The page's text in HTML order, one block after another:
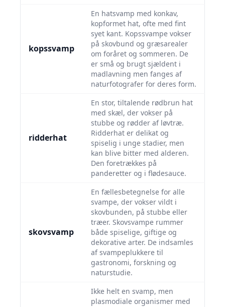
kopssvamp
En hatsvamp med konkav,
kopformet hat, ofte med fint
syet kant. Kopssvampe vokser
på skovbund og græsarealer
om foråret og sommeren. De
er små og brugt sjældent i
madlavning men fanges af
naturfotografer for deres form.
ridderhat
En stor, tiltalende rødbrun hat
med skæl, der vokser på
stubbe og rødder af løvtræ.
Ridderhat er delikat og
spiselig i unge stadier, men
kan blive bitter med alderen.
Den foretrækkes på
panderetter og i flødesauce.
skovsvamp
En fællesbetegnelse for alle
svampe, der vokser vildt i
skovbunden, på stubbe eller
træer. Skovsvampe rummer
både spiselige, giftige og
dekorative arter. De indsamles
af svampeplukkere til
gastronomi, forskning og
naturstudie.
Ikke helt en svamp, men
plasmodiale organismer med